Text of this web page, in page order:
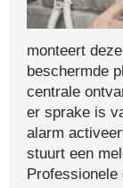
monteert
beschermde
centrale
er sprake is
alarm
stuurt een